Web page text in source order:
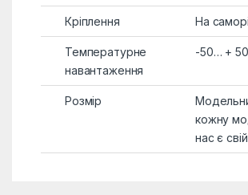
Кріплення На
Температурне
навантаження
-50… +
Розмір
кожну
нас є